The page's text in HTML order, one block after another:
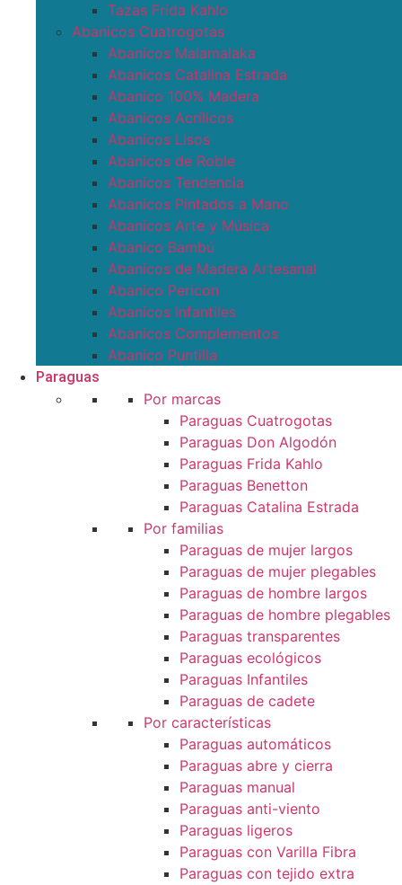
Tazas Frida Kahlo
Abanicos Cuatrogotas
Abanicos Malamalaka
Abanicos Catalina Estrada
Abanico 100% Madera
Abanicos Acrílicos
Abanicos Lisos
Abanicos de Roble
Abanicos Tendencia
Abanicos Pintados a Mano
Abanicos Arte y Música
Abanico Bambú
Abanicos de Madera Artesanal
Abanico Pericon
Abanicos Infantiles
Abanicos Complementos
Abanico Puntilla
Paraguas
Por marcas
Paraguas Cuatrogotas
Paraguas Don Algodón
Paraguas Frida Kahlo
Paraguas Benetton
Paraguas Catalina Estrada
Por familias
Paraguas de mujer largos
Paraguas de mujer plegables
Paraguas de hombre largos
Paraguas de hombre plegables
Paraguas transparentes
Paraguas ecológicos
Paraguas Infantiles
Paraguas de cadete
Por características
Paraguas automáticos
Paraguas abre y cierra
Paraguas manual
Paraguas anti-viento
Paraguas ligeros
Paraguas con Varilla Fibra
Paraguas con tejido extra